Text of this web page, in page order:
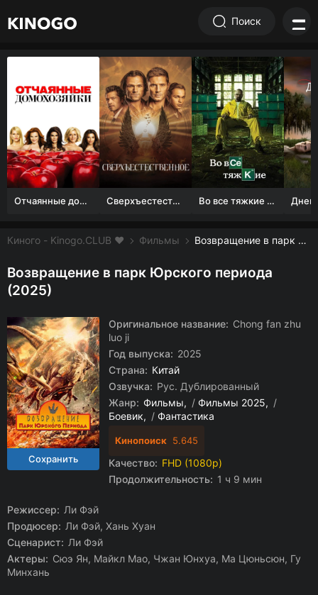
Поиск
Отчаянные домохозяйки (1 сезон) Сверхъестественное Во все тяжкие 1-5 сезон
Киного - Kinogo.CLUB ❤️ Фильмы Возвращение в парк Юрского периода смотреть онлайн бесплатно
Возвращение в парк Юрского периода
(2025)
Оригинальное название: Chong fan zhu
luo ji
Год выпуска: 2025
Страна: Китай
Озвучка: Рус. Дублированный
Жанр: Фильмы / Фильмы 2025
/
Боевик
/ Фантастика
Кинопоиск 5.645
Качество: FHD (1080p)
Продолжительность: 1 ч 9 мин
Режиссер: Ли Фэй
Продюсер: Ли Фэй, Хань Хуан
Сценарист: Ли Фэй
Актеры: Сюэ Ян, Майкл Мао, Чжан Юнхуа, Ма Цюньсюн, Гу
Минхань